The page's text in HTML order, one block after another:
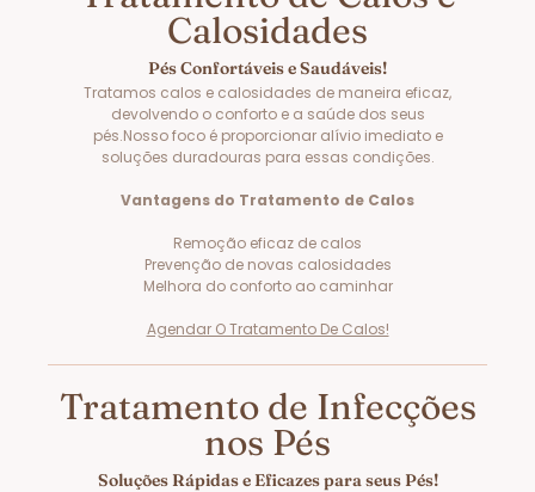
Calosidades
Pés Confortáveis e Saudáveis!
Tratamos calos e calosidades de maneira eficaz,
devolvendo o conforto e a saúde dos seus
pés.Nosso foco é proporcionar alívio imediato e
soluções duradouras para essas condições.
Vantagens do Tratamento de Calos
Remoção eficaz de calos
Prevenção de novas calosidades
Melhora do conforto ao caminhar
Agendar O Tratamento De Calos!
Tratamento de Infecções
nos Pés
Soluções Rápidas e Eficazes para seus Pés!